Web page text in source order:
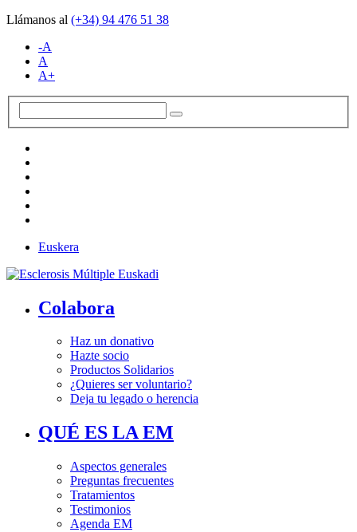
Llámanos al (+34) 94 476 51 38
-A
A
A+
Euskera
Colabora
Haz un donativo
Hazte socio
Productos Solidarios
¿Quieres ser voluntario?
Deja tu legado o herencia
QUÉ ES LA EM
Aspectos generales
Preguntas frecuentes
Tratamientos
Testimonios
Agenda EM